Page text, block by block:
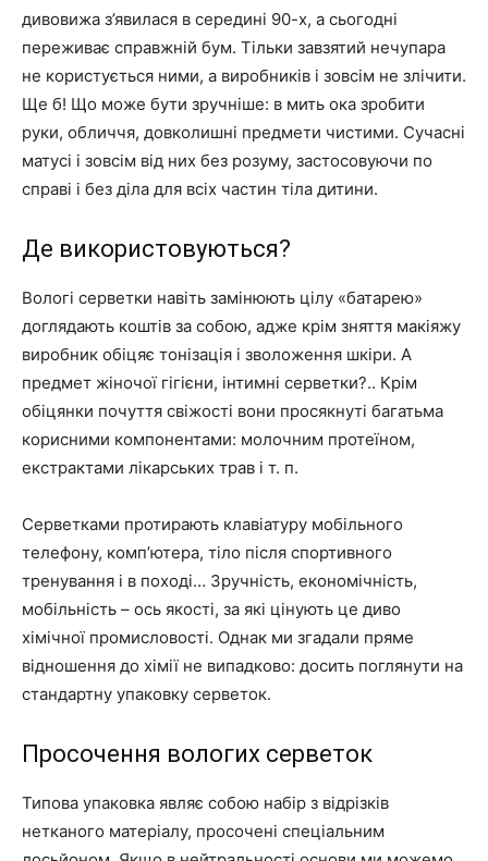
дивовижа з’явилася в середині 90-х, а сьогодні
переживає справжній бум. Тільки завзятий нечупара
не користується ними, а виробників і зовсім не злічити.
Ще б! Що може бути зручніше: в мить ока зробити
руки, обличчя, довколишні предмети чистими. Сучасні
матусі і зовсім від них без розуму, застосовуючи по
справі і без діла для всіх частин тіла дитини.
Де використовуються?
Вологі серветки навіть замінюють цілу «батарею»
доглядають коштів за собою, адже крім зняття макіяжу
виробник обіцяє тонізація і зволоження шкіри. А
предмет жіночої гігієни, інтимні серветки?.. Крім
обіцянки почуття свіжості вони просякнуті багатьма
корисними компонентами: молочним протеїном,
екстрактами лікарських трав і т. п.
Серветками протирають клавіатуру мобільного
телефону, комп’ютера, тіло після спортивного
тренування і в поході… Зручність, економічність,
мобільність – ось якості, за які цінують це диво
хімічної промисловості. Однак ми згадали пряме
відношення до хімії не випадково: досить поглянути на
стандартну упаковку серветок.
Просочення вологих серветок
Типова упаковка являє собою набір з відрізків
нетканого матеріалу, просочені спеціальним